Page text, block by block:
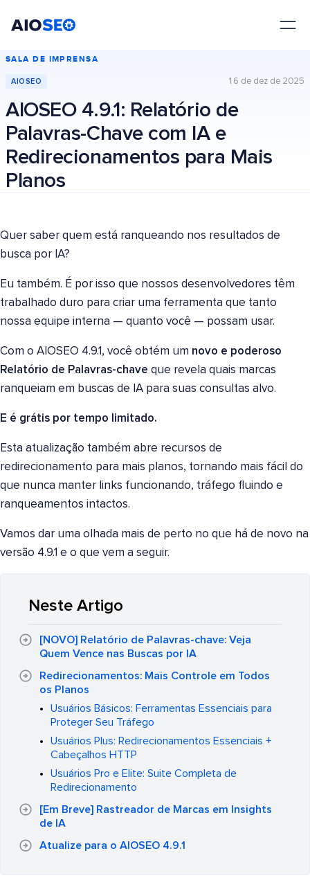
SALA DE IMPRENSA
AIOSEO 16 de dez de 2025
AIOSEO 4.9.1: Relatório de
Palavras-Chave com IA e
Redirecionamentos para Mais
Planos
Quer saber quem está ranqueando nos resultados de
busca por IA?
Eu também. É por isso que nossos desenvolvedores têm
trabalhado duro para criar uma ferramenta que tanto
nossa equipe interna — quanto você — possam usar.
Com o AIOSEO 4.9.1, você obtém um novo e poderoso
Relatório de Palavras-chave que revela quais marcas
ranqueiam em buscas de IA para suas consultas alvo.
E é grátis por tempo limitado.
Esta atualização também abre recursos de
redirecionamento para mais planos, tornando mais fácil do
que nunca manter links funcionando, tráfego fluindo e
ranqueamentos intactos.
Vamos dar uma olhada mais de perto no que há de novo na
versão 4.9.1 e o que vem a seguir.
Neste Artigo
[NOVO] Relatório de Palavras-chave: Veja
Quem Vence nas Buscas por IA
Redirecionamentos: Mais Controle em Todos
os Planos
Usuários Básicos: Ferramentas Essenciais para
Proteger Seu Tráfego
Usuários Plus: Redirecionamentos Essenciais +
Cabeçalhos HTTP
Usuários Pro e Elite: Suite Completa de
Redirecionamento
[Em Breve] Rastreador de Marcas em Insights
de IA
Atualize para o AIOSEO 4.9.1